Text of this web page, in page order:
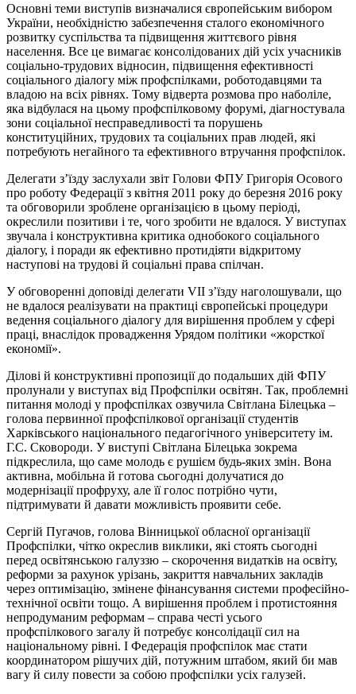
Основні теми виступів визначалися європейським вибором
України, необхідністю забезпечення сталого економічного
розвитку суспільства та підвищення життєвого рівня
населення. Все це вимагає консолідованих дій усіх учасників
соціально-трудових відносин, підвищення ефективності
соціального діалогу між профспілками, роботодавцями та
владою на всіх рівнях. Тому відверта розмова про наболіле,
яка відбулася на цьому профспілковому форумі, діагностувала
зони соціальної несправедливості та порушень
конституційних, трудових та соціальних прав людей, які
потребують негайного та ефективного втручання профспілок.
Делегати з’їзду заслухали звіт Голови ФПУ Григорія Осового
про роботу Федерації з квітня 2011 року до березня 2016 року
та обговорили зроблене організацією в цьому періоді,
окреслили позитиви і те, чого зробити не вдалося. У виступах
звучала і конструктивна критика однобокого соціального
діалогу, і поради як ефективно протидіяти відкритому
наступові на трудові й соціальні права спілчан.
У обговоренні доповіді делегати VII з’їзду наголошували, що
не вдалося реалізувати на практиці європейські процедури
ведення соціального діалогу для вирішення проблем у сфері
праці, внаслідок провадження Урядом політики «жорсткої
економії».
Ділові й конструктивні пропозиції до подальших дій ФПУ
пролунали у виступах від Профспілки освітян. Так, проблемні
питання молоді у профспілках озвучила Світлана Білецька –
голова первинної профспілкової організації студентів
Харківського національного педагогічного університету ім.
Г.С. Сковороди. У виступі Світлана Білецька зокрема
підкреслила, що саме молодь є рушієм будь-яких змін. Вона
активна, мобільна й готова сьогодні долучатися до
модернізації профруху, але її голос потрібно чути,
підтримувати й давати можливість проявити себе.
Сергій Пугачов, голова Вінницької обласної організації
Профспілки, чітко окреслив виклики, які стоять сьогодні
перед освітянською галуззю – скорочення видатків на освіту,
реформи за рахунок урізань, закриття навчальних закладів
через оптимізацію, змінене фінансування системи професійно-
технічної освіти тощо. А вирішення проблем і протистояння
непродуманим реформам – справа честі усього
профспілкового загалу й потребує консолідації сил на
національному рівні. І Федерація профспілок має стати
координатором рішучих дій, потужним штабом, який би мав
вагу й силу повести за собою профспілки усіх галузей.